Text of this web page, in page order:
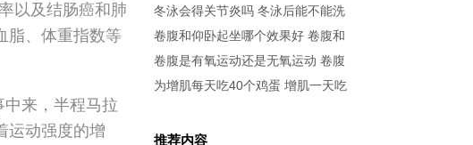
以及结肠癌和肺
脂、体重指数等
来，半程马拉
运动强度的增
冬泳会得关节炎吗 冬泳后能不能洗
卷腹和仰卧起坐哪个效果好 卷腹和
卷腹是有氧运动还是无氧运动 卷腹
为增肌每天吃40个鸡蛋 增肌一天吃
推荐内容